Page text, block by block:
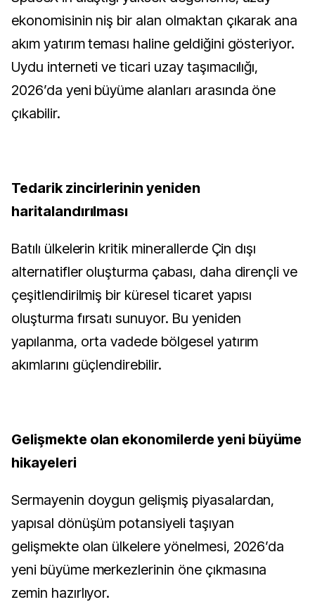
ekonomisinin niş bir alan olmaktan çıkarak ana
akım yatırım teması haline geldiğini gösteriyor.
Uydu interneti ve ticari uzay taşımacılığı,
2026’da yeni büyüme alanları arasında öne
çıkabilir.
Tedarik zincirlerinin yeniden
haritalandırılması
Batılı ülkelerin kritik minerallerde Çin dışı
alternatifler oluşturma çabası, daha dirençli ve
çeşitlendirilmiş bir küresel ticaret yapısı
oluşturma fırsatı sunuyor. Bu yeniden
yapılanma, orta vadede bölgesel yatırım
akımlarını güçlendirebilir.
Gelişmekte olan ekonomilerde yeni büyüme
hikayeleri
Sermayenin doygun gelişmiş piyasalardan,
yapısal dönüşüm potansiyeli taşıyan
gelişmekte olan ülkelere yönelmesi, 2026’da
yeni büyüme merkezlerinin öne çıkmasına
zemin hazırlıyor.